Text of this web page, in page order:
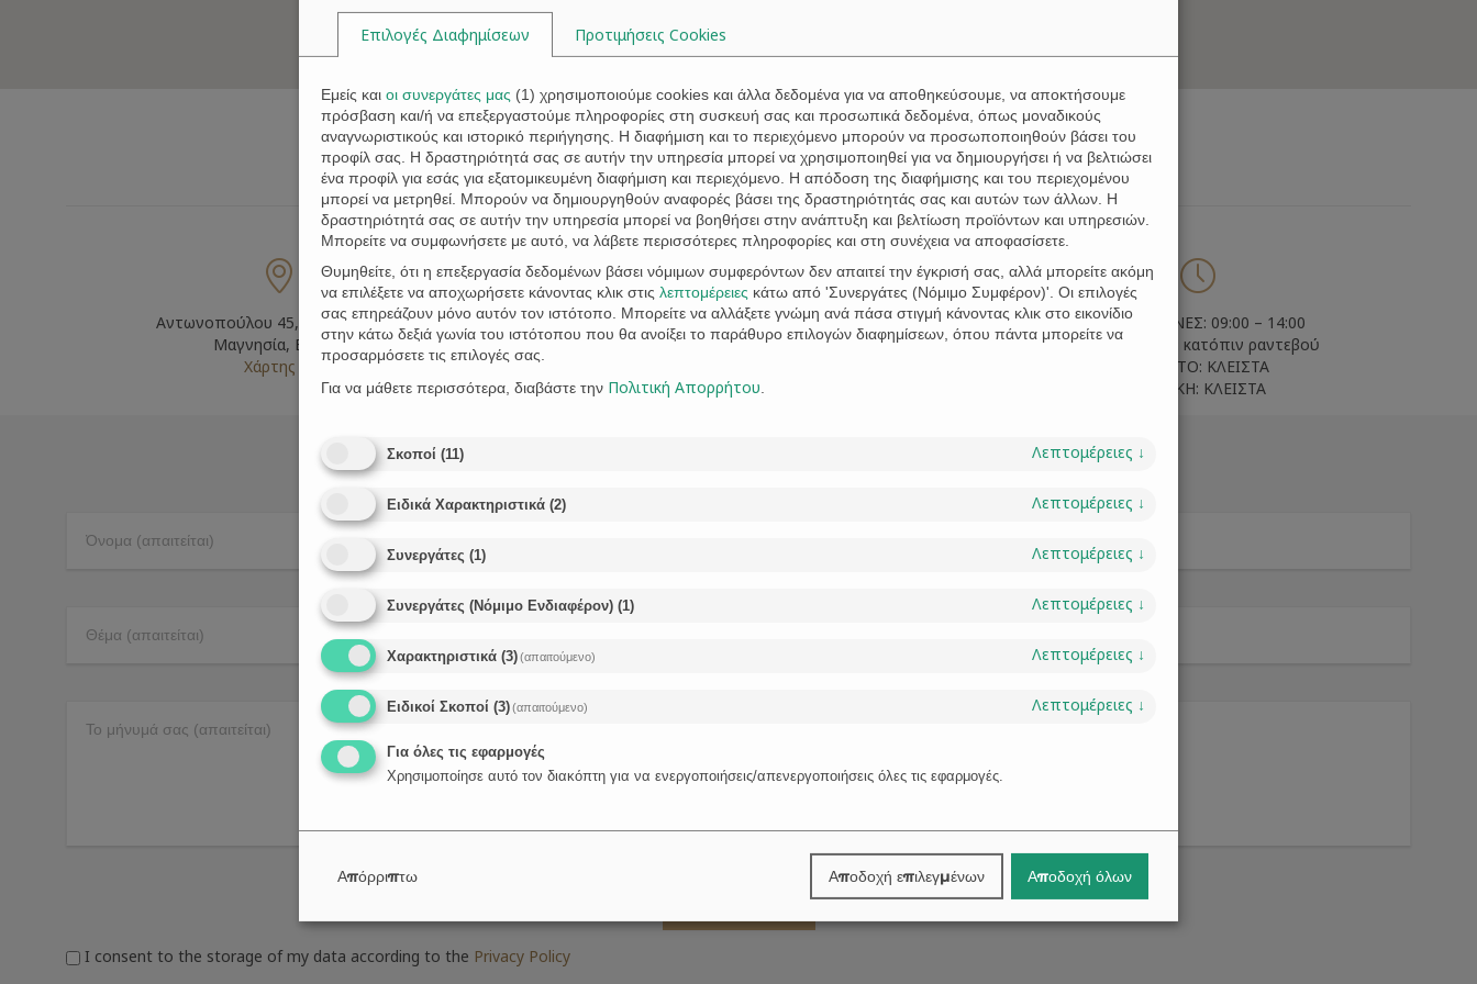
Η έδρα μας είναι στο Βόλο

Αντωνοπούλου 45, Βόλος 38221,
Μαγνησία, Ελλάδα
Χάρτης →

Τηλ: 24210-30131
Fax: 24210-31081

ΚΑΘΗΜΕΡΙΝΕΣ: 09:00 – 14:00
ΑΠΟΓΕΥΜΑΤΑ: κατόπιν ραντεβού
ΣΑΒΒΑΤΟ: ΚΛΕΙΣΤΑ
ΚΥΡΙΑΚΗ: ΚΛΕΙΣΤΑ
I consent to the storage of my data according to the Privacy Policy
Επιλογές Διαφημίσεων Προτιμήσεις Cookies
Εμείς και οι συνεργάτες μας (1) χρησιμοποιούμε cookies και άλλα δεδομένα για να αποθηκεύσουμε, να αποκτήσουμε
πρόσβαση και/ή να επεξεργαστούμε πληροφορίες στη συσκευή σας και προσωπικά δεδομένα, όπως μοναδικούς
αναγνωριστικούς και ιστορικό περιήγησης. Η διαφήμιση και το περιεχόμενο μπορούν να προσωποποιηθούν βάσει του
προφίλ σας. Η δραστηριότητά σας σε αυτήν την υπηρεσία μπορεί να χρησιμοποιηθεί για να δημιουργήσει ή να βελτιώσει
ένα προφίλ για εσάς για εξατομικευμένη διαφήμιση και περιεχόμενο. Η απόδοση της διαφήμισης και του περιεχομένου
μπορεί να μετρηθεί. Μπορούν να δημιουργηθούν αναφορές βάσει της δραστηριότητάς σας και αυτών των άλλων. Η
δραστηριότητά σας σε αυτήν την υπηρεσία μπορεί να βοηθήσει στην ανάπτυξη και βελτίωση προϊόντων και υπηρεσιών.
Μπορείτε να συμφωνήσετε με αυτό, να λάβετε περισσότερες πληροφορίες και στη συνέχεια να αποφασίσετε.
Θυμηθείτε, ότι η επεξεργασία δεδομένων βάσει νόμιμων συμφερόντων δεν απαιτεί την έγκρισή σας, αλλά μπορείτε ακόμη
να επιλέξετε να αποχωρήσετε κάνοντας κλικ στις λεπτομέρειες κάτω από 'Συνεργάτες (Νόμιμο Συμφέρον)'. Οι επιλογές
σας επηρεάζουν μόνο αυτόν τον ιστότοπο. Μπορείτε να αλλάξετε γνώμη ανά πάσα στιγμή κάνοντας κλικ στο εικονίδιο
στην κάτω δεξιά γωνία του ιστότοπου που θα ανοίξει το παράθυρο επιλογών διαφημίσεων, όπου πάντα μπορείτε να
προσαρμόσετε τις επιλογές σας.
Για να μάθετε περισσότερα, διαβάστε την Πολιτική Απορρήτου
Σκοποί (11) Λεπτομέρειες ↓
Ειδικά Χαρακτηριστικά (2) Λεπτομέρειες ↓
Συνεργάτες (1) Λεπτομέρειες ↓
Συνεργάτες (Νόμιμο Ενδιαφέρον) (1) Λεπτομέρειες ↓
Χαρακτηριστικά (3)(απαιτούμενο) Λεπτομέρειες ↓
Ειδικοί Σκοποί (3)(απαιτούμενο) Λεπτομέρειες ↓
Για όλες τις εφαρμογές
Χρησιμοποίησε αυτό τον διακόπτη για να ενεργοποιήσεις/απενεργοποιήσεις όλες τις εφαρμογές.
Απόρριπτω Αποδοχή επιλεγμένων Αποδοχή όλων